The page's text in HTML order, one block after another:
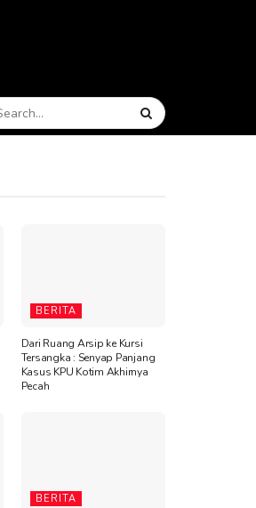
BERITA
Dari Ruang Arsip ke Kursi
Tersangka : Senyap Panjang
Kasus KPU Kotim Akhirnya
Pecah
BERITA